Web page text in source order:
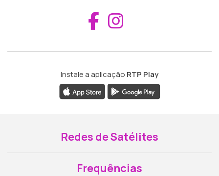
Aceder ao
Instale a aplicação RTP Play
Redes de Satélites
Frequências